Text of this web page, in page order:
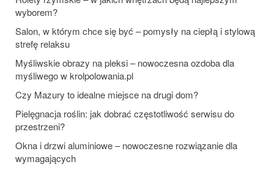
wyborem?
Salon, w którym chce się być – pomysły na ciepłą i stylową
strefę relaksu
Myśliwskie obrazy na pleksi – nowoczesna ozdoba dla
myśliwego w krolpolowania.pl
Czy Mazury to idealne miejsce na drugi dom?
Pielęgnacja roślin: jak dobrać częstotliwość serwisu do
przestrzeni?
Okna i drzwi aluminiowe – nowoczesne rozwiązanie dla
wymagających